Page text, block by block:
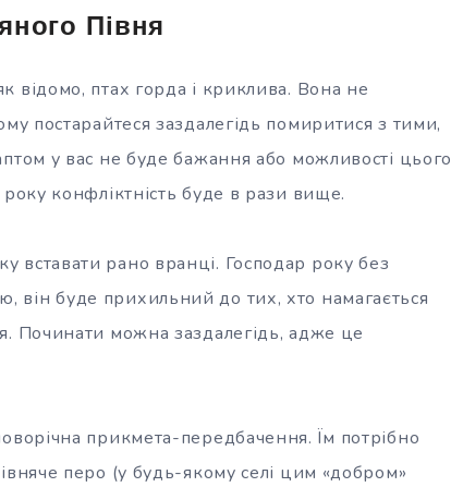
Півня
відомо, птах горда і криклива. Вона не
постарайтеся заздалегідь помиритися з тими,
у вас не буде бажання або можливості цього
конфліктність буде в рази вище.
вставати рано вранці. Господар року без
він буде прихильний до тих, хто намагається
Починати можна заздалегідь, адже це
прикмета-передбачення. Їм потрібно
перо (у будь-якому селі цим «добром»